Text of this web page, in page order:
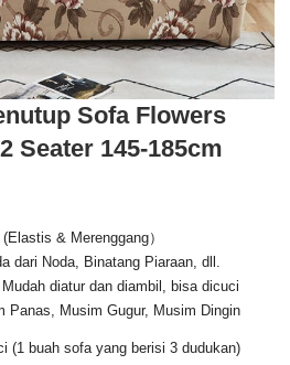
Sofa Flowers
Seater 145-185cm
& Merenggang）
dari Noda, Binatang Piaraan, dll.
diatur dan diambil, bisa dicuci
Panas, Musim Gugur, Musim Dingin
(1 buah sofa yang berisi 3 dudukan)